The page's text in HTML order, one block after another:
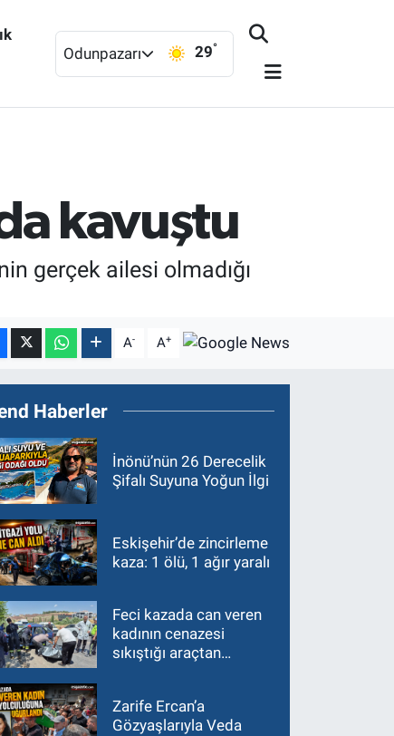
Odunpazarı 29°
kavuştu
gerçek ailesi olmadığı
A- A+
Haberler
İnönü’nün 26 Derecelik
Şifalı Suyuna Yoğun İlgi
Eskişehir’de zincirleme
kaza: 1 ölü, 1 ağır yaralı
Feci kazada can veren
kadının cenazesi
sıkıştığı araçtan
Zarife Ercan’a
Gözyaşlarıyla Veda